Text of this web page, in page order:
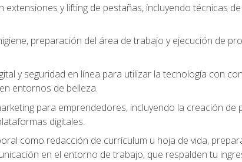
y lifting de pestañas, incluyendo técnicas
preparación del área de trabajo y ejecución de
y seguridad en línea para utilizar la tecnología con
entornos de belleza.
para emprendedores, incluyendo la creación de
digitales.
como redacción de currículum u hoja de vida,
en el entorno de trabajo, que respalden tu